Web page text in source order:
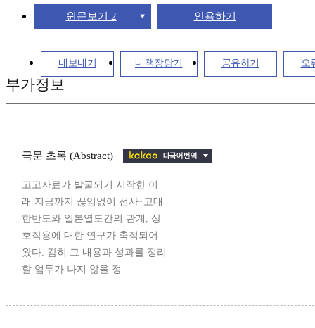
원문보기 2 인용하기
내보내기 내책장담기 공유하기 오
부가정보
국문 초록 (Abstract)
고고자료가 발굴되기 시작한 이
래 지금까지 끊임없이 선사･고대
한반도와 일본열도간의 관계, 상
호작용에 대한 연구가 축적되어
왔다. 감히 그 내용과 성과를 정리
할 엄두가 나지 않을 정...